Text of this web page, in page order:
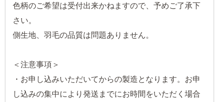
色柄のご希望は受付出来かねますので、予めご了承下
さい。
側生地、羽毛の品質は問題ありません。
＜注意事項＞
・お申し込みいただいてからの製造となります。お申
し込みの集中により発送までにお時間をいただく場合